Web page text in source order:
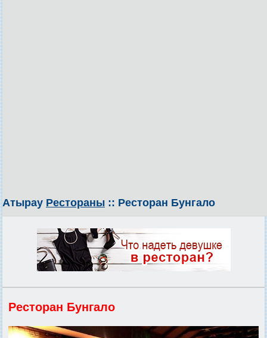
Атырау Рестораны :: Ресторан Бунгало
Ресторан Бунгало